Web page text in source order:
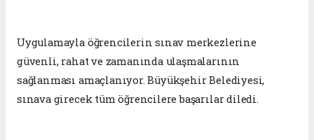
Uygulamayla öğrencilerin sınav merkezlerine
güvenli, rahat ve zamanında ulaşmalarının
sağlanması amaçlanıyor. Büyükşehir Belediyesi,
sınava girecek tüm öğrencilere başarılar diledi.